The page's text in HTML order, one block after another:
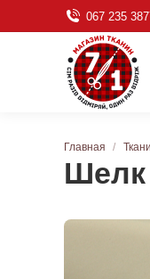
067 235
Шелк
Вы здесь:
Главная Ткани